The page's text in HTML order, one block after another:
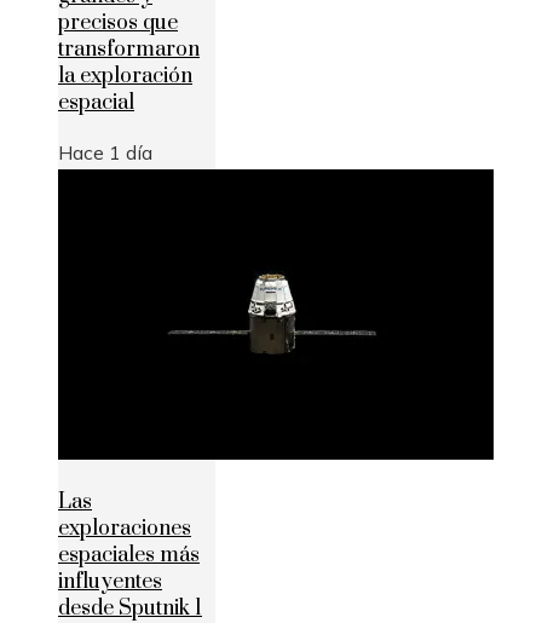
precisos que
transformaron
la exploración
espacial
Hace 1 día
Las
exploraciones
espaciales más
influyentes
desde Sputnik 1